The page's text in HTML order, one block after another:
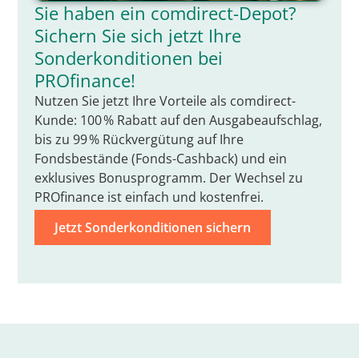
Sie haben ein comdirect-Depot?
Sichern Sie sich jetzt Ihre
Sonderkonditionen bei
PROfinance!
Nutzen Sie jetzt Ihre Vorteile als comdirect-
Kunde: 100 % Rabatt auf den Ausgabeaufschlag,
bis zu 99 % Rückvergütung auf Ihre
Fondsbestände (Fonds-Cashback) und ein
exklusives Bonusprogramm. Der Wechsel zu
PROfinance ist einfach und kostenfrei.
Jetzt Sonderkonditionen sichern